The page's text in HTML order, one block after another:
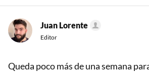
Juan Lorente
Editor
Queda poco más de una semana